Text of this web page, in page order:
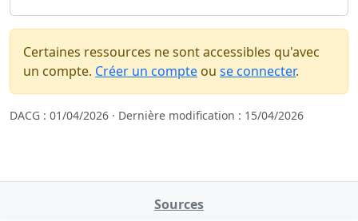
Certaines ressources ne sont accessibles qu'avec
un compte. Créer un compte ou se connecter.
DACG : 01/04/2026 · Dernière modification : 15/04/2026
Sources